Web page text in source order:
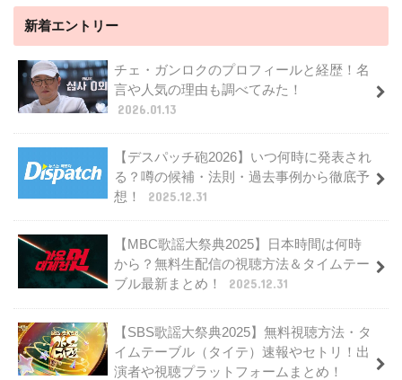
新着エントリー
チェ・ガンロクのプロフィールと経歴！名
言や人気の理由も調べてみた！
2026.01.13
【デスパッチ砲2026】いつ何時に発表され
る？噂の候補・法則・過去事例から徹底予
想！
2025.12.31
【MBC歌謡大祭典2025】日本時間は何時
から？無料生配信の視聴方法＆タイムテー
ブル最新まとめ！
2025.12.31
【SBS歌謡大祭典2025】無料視聴方法・タ
イムテーブル（タイテ）速報やセトリ！出
演者や視聴プラットフォームまとめ！